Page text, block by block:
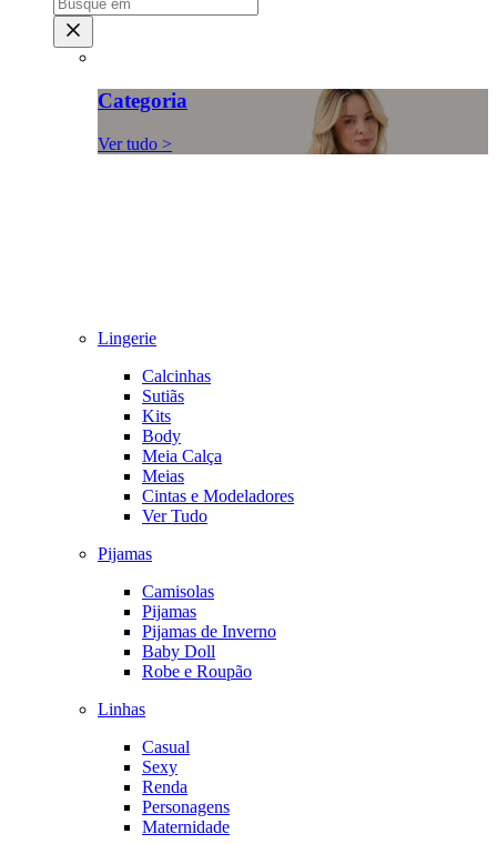
Categoria
Ver tudo >
Lingerie
Calcinhas
Sutiãs
Kits
Body
Meia Calça
Meias
Cintas e Modeladores
Ver Tudo
Pijamas
Camisolas
Pijamas
Pijamas de Inverno
Baby Doll
Robe e Roupão
Linhas
Casual
Sexy
Renda
Personagens
Maternidade